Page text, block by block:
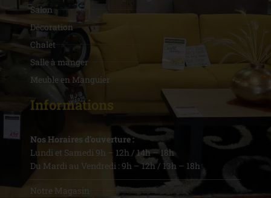
Salon
Décoration
Chalet
Salle à manger
Meuble en Manguier
Informations
Nos Horaires d’ouverture :
Lundi et Samedi 9h – 12h / 14h – 18h
Du Mardi au Vendredi : 9h – 12h / 13h – 18h
Notre Magasin